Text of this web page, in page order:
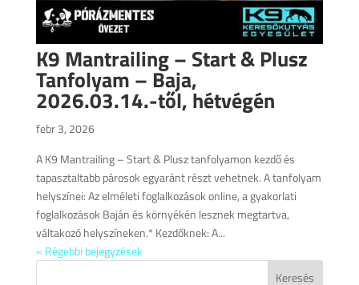
K9 Mantrailing – Start & Plusz
Tanfolyam – Baja,
2026.03.14.-től, hétvégén
febr 3, 2026
A K9 Mantrailing – Start & Plusz tanfolyamon kezdő és
tapasztaltabb párosok egyaránt részt vehetnek. A tanfolyam
helyszínei: Az elméleti foglalkozások online, a gyakorlati
foglalkozások Baján és környékén lesznek megtartva,
váltakozó helyszíneken.* Kezdőknek: A...
« Régebbi bejegyzések